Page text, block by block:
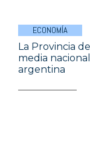
ECONOMÍA
La Provincia
media
argentina